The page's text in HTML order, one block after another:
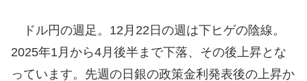
ドル円の週足。12月22日の週は下ヒゲの陰線。
2025年1月から4月後半まで下落、その後上昇とな
っています。先週の日銀の政策金利発表後の上昇か